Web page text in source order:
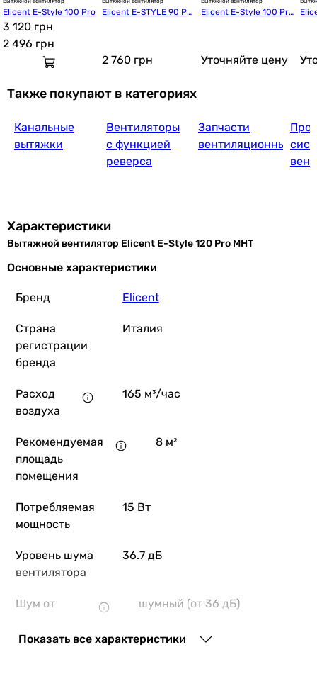
Elicent E-Style 100 Pro
3 120 грн
2 496 грн
Elicent E-STYLE 90 PR
2 760 грн
Elicent E-Style 100 Pro
Уточняйте цену
Также покупают в категориях
Канальные
вытяжки
Вентиляторы
с функцией
реверса
Запчасти
вентиляционные
Характеристики
Вытяжной вентилятор Elicent E-Style 120 Pro MHT
Основные характеристики
Бренд Elicent
Страна
регистрации
бренда
Италия
Расход
воздуха
165 м³/час
Рекомендуемая
площадь
помещения
8 м²
Потребляемая
мощность
15 Вт
Уровень шума
вентилятора
36.7 дБ
Шум от
шумный (от 36 дБ)
Показать все характеристики